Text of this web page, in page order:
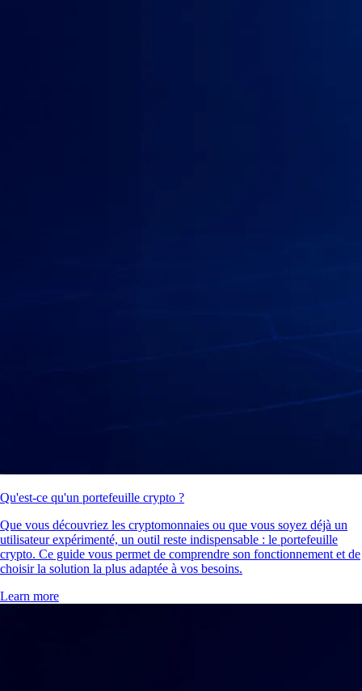
Qu'est-ce qu'un portefeuille crypto ?
Que vous découvriez les cryptomonnaies ou que vous soyez déjà un
utilisateur expérimenté, un outil reste indispensable : le portefeuille
crypto. Ce guide vous permet de comprendre son fonctionnement et de
choisir la solution la plus adaptée à vos besoins.
Learn more